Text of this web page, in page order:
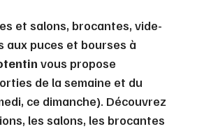
et salons, brocantes, vide-
aux puces et bourses à
vous propose
de la semaine et du
ce dimanche). Découvrez
les salons, les brocantes